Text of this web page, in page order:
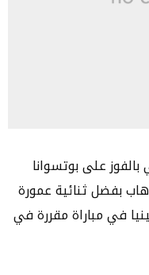
على بوتسوانا
مباراة الذهاب بفضل ثنائية عمورة
في مباراة مقررة في